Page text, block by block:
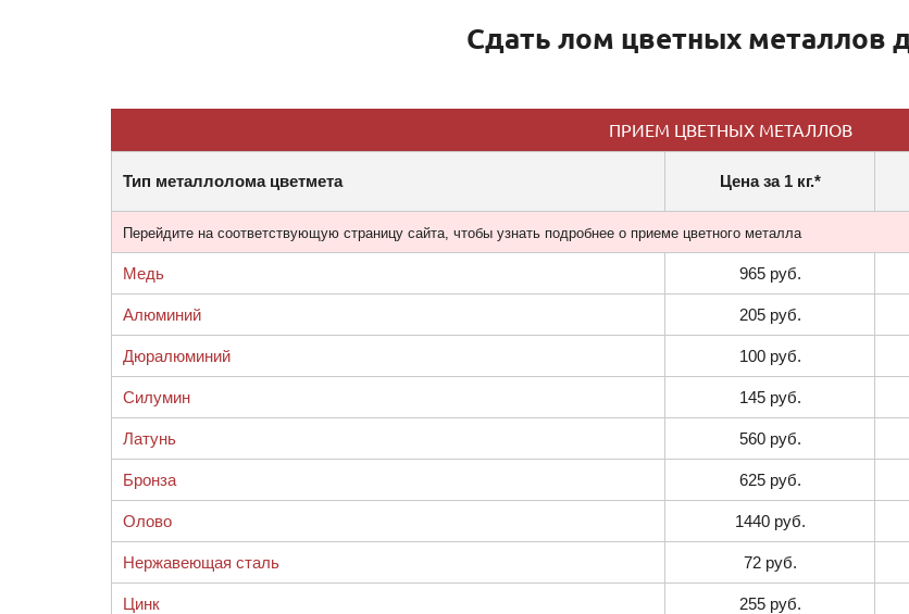
Сдать лом цветных металлов
ПРИЕМ ЦВЕТНЫХ МЕТАЛЛОВ
Тип металлолома цветмета Цена за 1 кг.*
Перейдите на соответствующую страницу сайта, чтобы узнать подробнее о приеме цветного металла
Медь 965 руб.
Алюминий 205 руб.
Дюралюминий 100 руб.
Силумин 145 руб.
Латунь 560 руб.
Бронза 625 руб.
Олово 1440 руб.
Нержавеющая сталь 72 руб.
Цинк 255 руб.